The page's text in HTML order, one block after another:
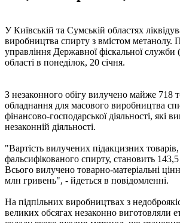
У Київській та Сумській областях
виробництва спирту з вмістом метанолу.
управління Державної фіскальної
області в понеділок, 20 січня.
З незаконного обігу вилучено майже 718
обладнання для масового виробництва
фінансово-господарської діяльності, які
незаконній діяльності.
"Вартість вилучених підакцизних
фальсифікованого спирту, становить
Всього вилучено товарно-матеріальні
млн гривень", - йдеться в повідомленні.
На підпільних виробництвах з
великих обсягах незаконно виготовляли